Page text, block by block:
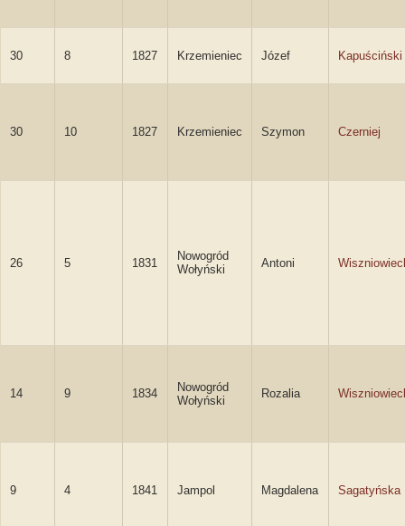
30 8 1827 Krzemieniec Józef Kapuściński
30 10 1827 Krzemieniec Szymon Czerniej
26 5 1831
Nowogród
Wołyński
Antoni
14 9 1834
Nowogród
Wołyński
Rozalia
9 4 1841 Jampol Magdalena Sagatyńska